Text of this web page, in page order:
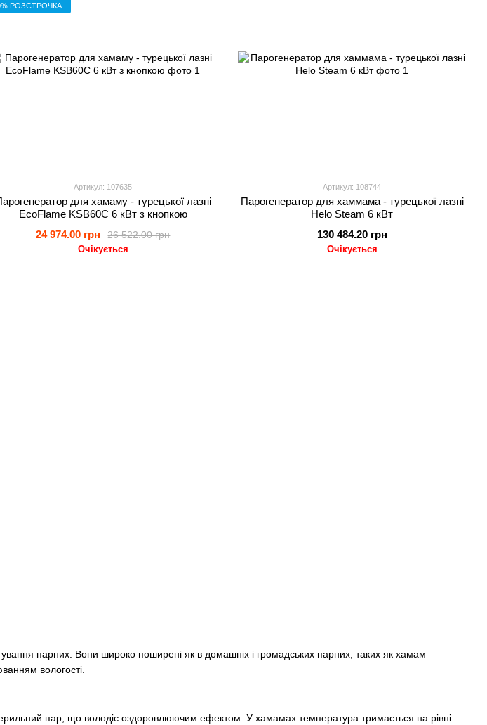
парних. Вони широко поширені як в домашніх і громадських парних, таких як хамам —
вологості.
пар, що володіє оздоровлюючим ефектом. У хамамах температура тримається на рівні
РОЗСТРОЧКА
Артикул: 107635
для хамаму - турецької лазні
EcoFlame KSB60C 6 кВт з кнопкою
26 522.00 грн
24 974.00 грн
Очікується
Артикул: 108744
Парогенератор для хаммама - турецької лазні
Helo Steam 6 кВт
130 484.20 грн
Очікується